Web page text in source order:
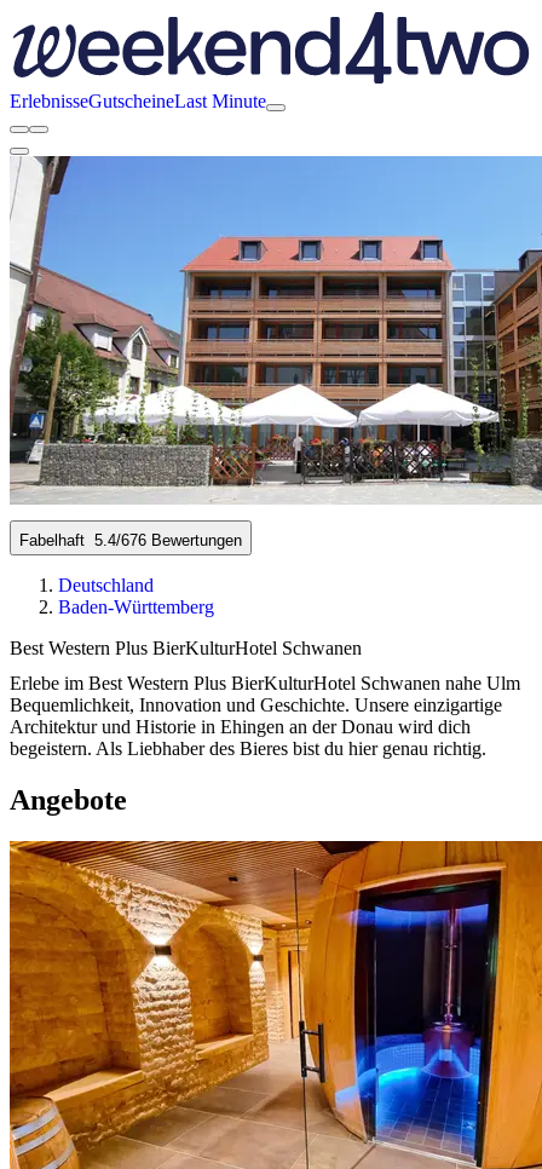
ErlebnisseGutscheineLast Minute
Fabelhaft 5.4/676 Bewertungen
Deutschland
Baden-Württemberg
Best Western Plus BierKulturHotel Schwanen
Erlebe im Best Western Plus BierKulturHotel Schwanen nahe Ulm
Bequemlichkeit, Innovation und Geschichte. Unsere einzigartige
Architektur und Historie in Ehingen an der Donau wird dich
begeistern. Als Liebhaber des Bieres bist du hier genau richtig.
Angebote